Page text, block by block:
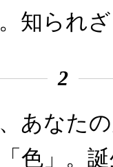
知られ
2
あなた
色」。